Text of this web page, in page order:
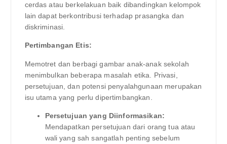
cerdas atau berkelakuan baik dibandingkan kelompok
lain dapat berkontribusi terhadap prasangka dan
diskriminasi.
Pertimbangan Etis:
Memotret dan berbagi gambar anak-anak sekolah
menimbulkan beberapa masalah etika. Privasi,
persetujuan, dan potensi penyalahgunaan merupakan
isu utama yang perlu dipertimbangkan.
Persetujuan yang Diinformasikan:
Mendapatkan persetujuan dari orang tua atau
wali yang sah sangatlah penting sebelum